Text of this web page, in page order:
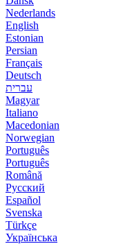
Nederlands
English
Estonian
Persian
Français
Deutsch
עברית
Magyar
Italiano
Macedonian
Norwegian
Português
Português
Română
Русский
Español
Svenska
Türkçe
Українська